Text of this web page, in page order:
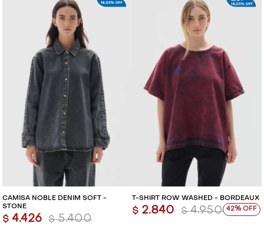
CAMISA NOBLE DENIM SOFT -
STONE
$ 4.426 $ 5.400
T-SHIRT ROW WASHED - BORDEAUX
$ 2.840 $ 4.950 42